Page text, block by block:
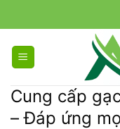
to
content
Cung cấp
– Đáp ứng